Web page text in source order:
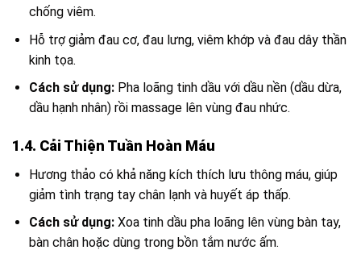
chống viêm.
Hỗ trợ giảm đau cơ, đau lưng, viêm khớp và đau dây thần
kinh tọa.
Cách sử dụng:Pha loãng tinh dầu với dầu nền (dầu dừa,
dầu hạnh nhân) rồi massage lên vùng đau nhức.
1.4. Cải Thiện Tuần Hoàn Máu
Hương thảo có khả năng kích thích lưu thông máu, giúp
giảm tình trạng tay chân lạnh và huyết áp thấp.
Cách sử dụng:Xoa tinh dầu pha loãng lên vùng bàn tay,
bàn chân hoặc dùng trong bồn tắm nước ấm.